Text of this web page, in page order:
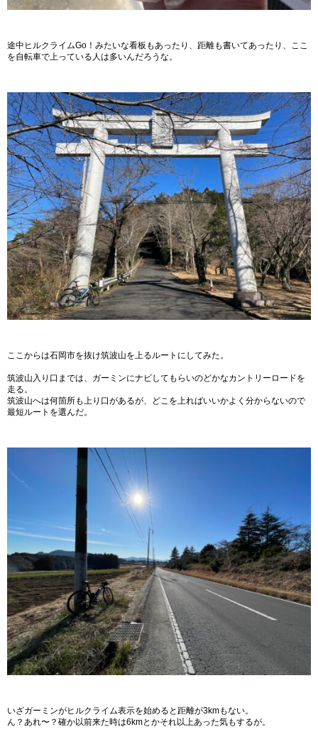
途中ヒルクライムGo！みたいな看板もあったり、距離も書いてあったり、ここ
を自転車で上っている人は多いんだろうな。
ここからは石岡市を抜け筑波山を上るルートにしてみた。
筑波山入り口までは、ガーミンにナビしてもらいのどかなカントリーロードを
走る。
筑波山へは何箇所も上り口があるが、どこを上ればいいかよく分からないので
最短ルートを選んだ。
いざガーミンがヒルクライム表示を始めると距離が3kmもない。
ん？あれ〜？確か以前来た時は6kmとかそれ以上あった気もするが。